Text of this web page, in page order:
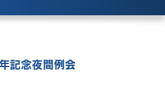
記念夜間例会